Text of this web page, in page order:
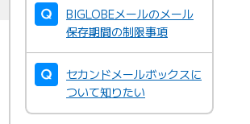
BIGLOBEメールのメール
保存期間の制限事項
セカンドメールボックスに
ついて知りたい